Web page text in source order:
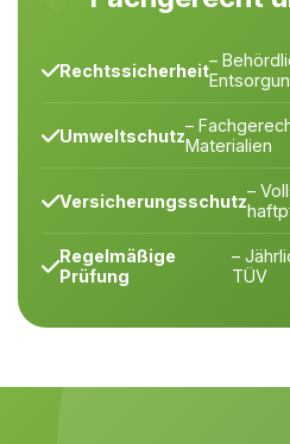
Rechtssicherheit–
Umweltschutz–
Materialien
Versicherungsschutz–
Regelmäßige
Prüfung
–
TÜV